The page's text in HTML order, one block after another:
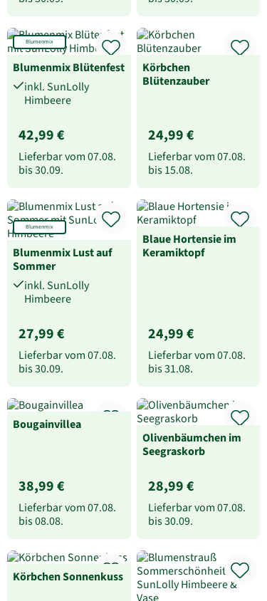
Blumenmix
Blumenmix Blütenfest
inkl. SunLolly
Himbeere
42,99 €
Lieferbar vom07.08.
bis30.09.
Körbchen
Blütenzauber
24,99 €
Lieferbar vom07.08.
bis 15.08.
Blumenmix
Blumenmix Lust auf
Sommer
inkl. SunLolly
Himbeere
27,99 €
Lieferbar vom07.08.
bis30.09.
Blaue Hortensie im
Keramiktopf
24,99 €
Lieferbar vom07.08.
bis31.08.
Bougainvillea
38,99 €
Lieferbar vom07.08.
bis08.08.
Olivenbäumchen im
Seegraskorb
28,99 €
Lieferbar vom07.08.
bis30.09.
Körbchen Sonnenkuss